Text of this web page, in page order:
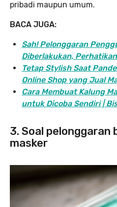
pribadi maupun umum.
BACA JUGA:
Sah! Pelonggaran
Diberlakukan,
Tetap Stylish Saat
Online Shop yang Jual
Cara Membuat Kalung
untuk Dicoba Sendiri |
3. Soal pelonggaran
masker